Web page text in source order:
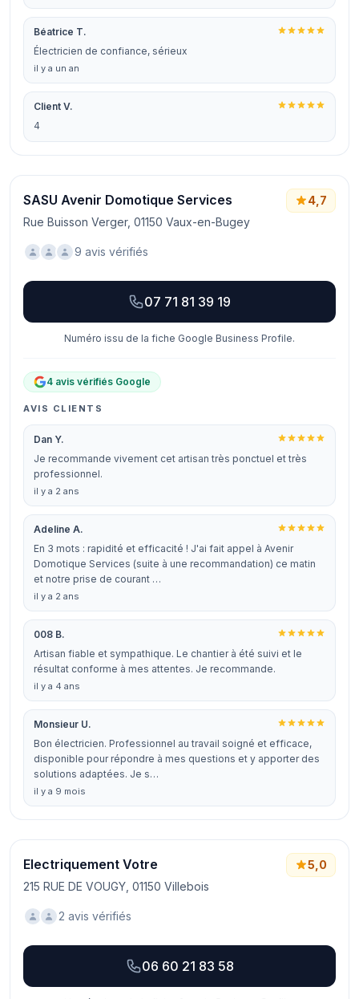
Béatrice T.
Électricien de confiance, sérieux
il y a un an
Client V.
4
SASU Avenir Domotique Services
Rue Buisson Verger, 01150 Vaux-en-Bugey
4,7
9 avis vérifiés
07 71 81 39 19
Numéro issu de la fiche Google Business Profile.
4 avis vérifiés Google
AVIS CLIENTS
Dan Y.
Je recommande vivement cet artisan très ponctuel et très
professionnel.
il y a 2 ans
Adeline A.
En 3 mots : rapidité et efficacité ! J'ai fait appel à Avenir
Domotique Services (suite à une recommandation) ce matin
et notre prise de courant …
il y a 2 ans
008 B.
Artisan fiable et sympathique. Le chantier à été suivi et le
résultat conforme à mes attentes. Je recommande.
il y a 4 ans
Monsieur U.
Bon électricien. Professionnel au travail soigné et efficace,
disponible pour répondre à mes questions et y apporter des
solutions adaptées. Je s…
il y a 9 mois
Electriquement Votre
215 RUE DE VOUGY, 01150 Villebois
5,0
2 avis vérifiés
06 60 21 83 58